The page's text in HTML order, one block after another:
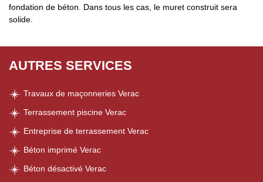
fondation de béton. Dans tous les cas, le muret construit sera
solide.
AUTRES SERVICES
Travaux de maçonneries Verac
Terrassement piscine Verac
Entreprise de terrassement Verac
Béton imprimé Verac
Béton désactivé Verac